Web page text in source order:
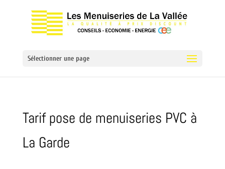
Sélectionner une page
Tarif pose de menuiseries PVC à
La Garde